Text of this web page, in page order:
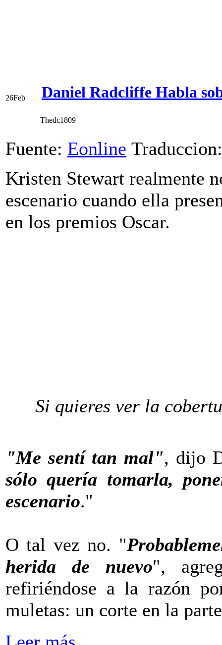
26Feb Daniel Radcliffe Habla
Thedc1809
Fuente: Eonline
Kristen Stewart realmente
escenario cuando ella
en los premios Oscar.
Si quieres ver la
"Me sentí tan mal", dijo
sólo quería tomarla,
escenario."
O tal vez no. "
herida de nuevo",
refiriéndose a la razón
muletas: un corte en la